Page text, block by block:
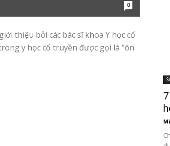
0
thiệu bởi các bác sĩ khoa Y học cổ
y học cổ truyền được gọi là "ôn